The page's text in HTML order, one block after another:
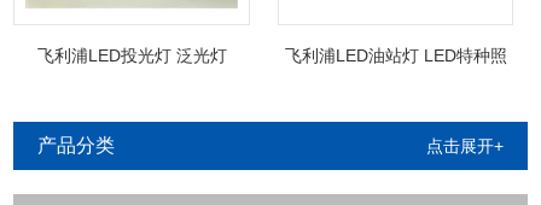
飞利浦LED投光灯 泛光灯
飞利浦LED油站灯 LED特种照
产品分类 点击展开+